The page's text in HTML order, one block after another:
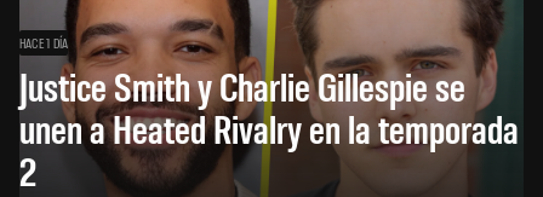
HACE 1 DÍA
Justice Smith y Charlie Gillespie se
unen a Heated Rivalry en la temporada
2